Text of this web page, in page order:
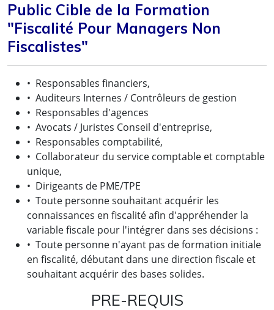
Public Cible de la Formation
"Fiscalité Pour Managers Non
Fiscalistes"
• Responsables financiers,
• Auditeurs Internes / Contrôleurs de gestion
• Responsables d'agences
• Avocats / Juristes Conseil d'entreprise,
• Responsables comptabilité,
• Collaborateur du service comptable et comptable
unique,
• Dirigeants de PME/TPE
• Toute personne souhaitant acquérir les
connaissances en fiscalité afin d'appréhender la
variable fiscale pour l'intégrer dans ses décisions :
• Toute personne n'ayant pas de formation initiale
en fiscalité, débutant dans une direction fiscale et
souhaitant acquérir des bases solides.
PRE-REQUIS